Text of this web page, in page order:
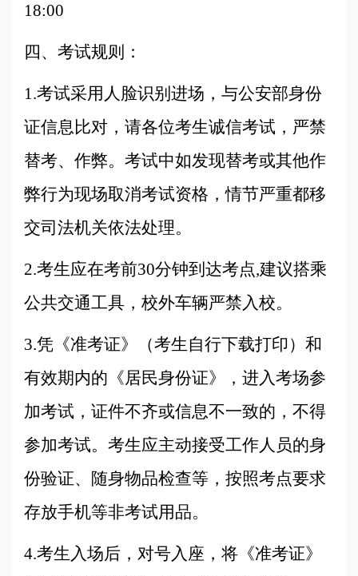
18:00
四、考试规则：
1.考试采用人脸识别进场，与公安部身份
证信息比对，请各位考生诚信考试，严禁
替考、作弊。考试中如发现替考或其他作
弊行为现场取消考试资格，情节严重都移
交司法机关依法处理。
2.考生应在考前30分钟到达考点,建议搭乘
公共交通工具，校外车辆严禁入校。
3.凭《准考证》（考生自行下载打印）和
有效期内的《居民身份证》，进入考场参
加考试，证件不齐或信息不一致的，不得
参加考试。考生应主动接受工作人员的身
份验证、随身物品检查等，按照考点要求
存放手机等非考试用品。
4.考生入场后，对号入座，将《准考证》